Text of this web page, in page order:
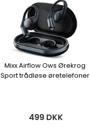
Mixx Airflow Ows Ørekrog
Sport trådløse øretelefoner
499 DKK